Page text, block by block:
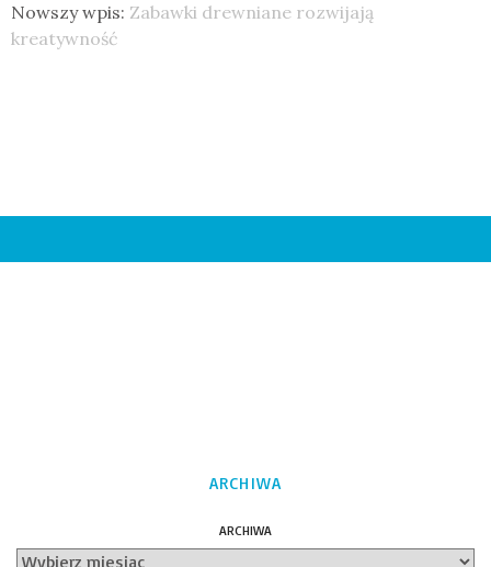
Nowszy wpis: Zabawki drewniane rozwijają
kreatywność
ARCHIWA
ARCHIWA